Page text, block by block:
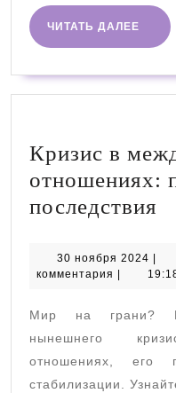
ЧИТАТЬ ДАЛЕЕ
Кризис в
отношениях:
последствия
и
30 ноября 2024 30
комментария
Мир на грани?
нынешнего
отношениях, его
стабилизации.